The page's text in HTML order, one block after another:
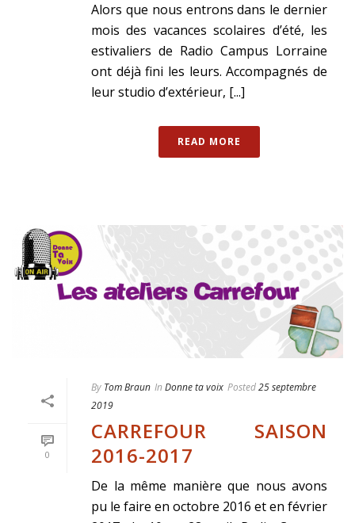
Alors que nous entrons dans le dernier
mois des vacances scolaires d’été, les
estivaliers de Radio Campus Lorraine
ont déjà fini les leurs. Accompagnés de
leur studio d’extérieur, [...]
READ MORE
0
By Tom Braun In Donne ta voix Posted25 septembre
2019
CARREFOUR SAISON
2016-2017
De la même manière que nous avons
pu le faire en octobre 2016 et en février